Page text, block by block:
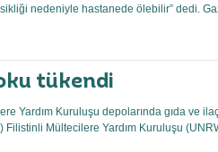
nedeniyle hastanede ölebilir” dedi.
tükendi
Yardım Kuruluşu depolarında gıda ve
Filistinli Mültecilere Yardım Kuruluşu